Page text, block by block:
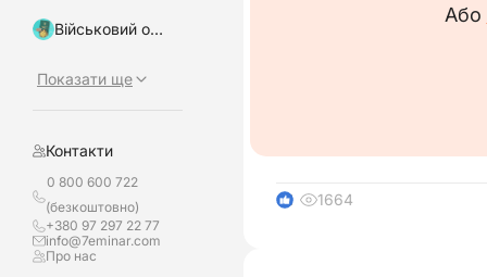
Військовий облік, бронювання
Показати ще
Контакти
0 800 600 722
(безкоштовно)
+380 97 297 22 77
info@7eminar.com
Про нас
Або
1 1664